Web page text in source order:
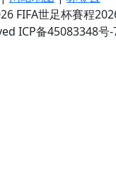
FIFA世足杯賽程
ICP备45083348号-